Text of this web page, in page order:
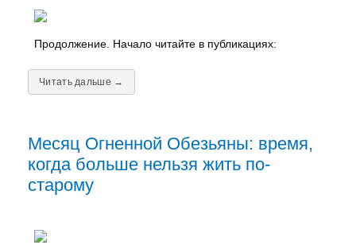
Продолжение. Начало читайте в публикациях:
Читать дальше →
Месяц Огненной Обезьяны: время,
когда больше нельзя жить по-
старому